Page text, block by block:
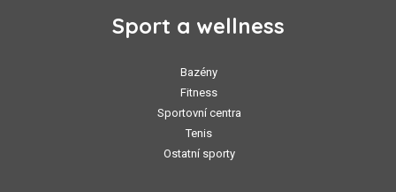
Sport a wellness
Bazény
Fitness
Sportovní centra
Tenis
Ostatní sporty